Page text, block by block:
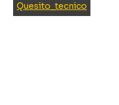
Quesito_tecnico